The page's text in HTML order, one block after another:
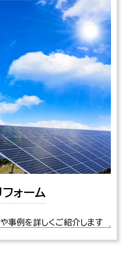
ォーム
事例を詳しくご紹介します